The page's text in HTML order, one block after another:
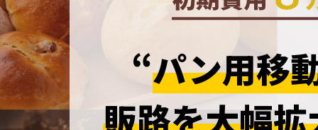
“パン用移
販路を大幅拡